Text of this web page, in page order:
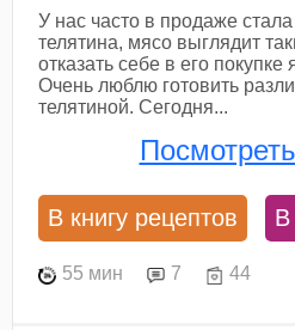
У нас часто в продаже
телятина, мясо выглядит
отказать себе в его покупке
Очень люблю готовить
телятиной. Сегодня...
В книгу рецептов В
55 мин 7 44